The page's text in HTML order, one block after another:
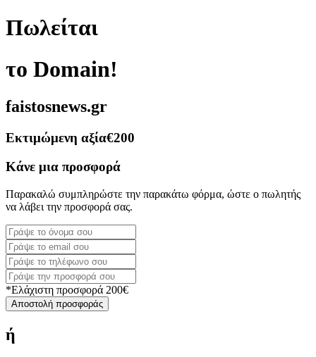
Πωλείται
το Domain!
faistosnews.gr
Εκτιμώμενη αξία€200
Κάνε μια προσφορά
Παρακαλώ συμπληρώστε την παρακάτω φόρμα, ώστε ο πωλητής
να λάβει την προσφορά σας.
*Ελάχιστη προσφορά 200€
Αποστολή προσφοράς
ή